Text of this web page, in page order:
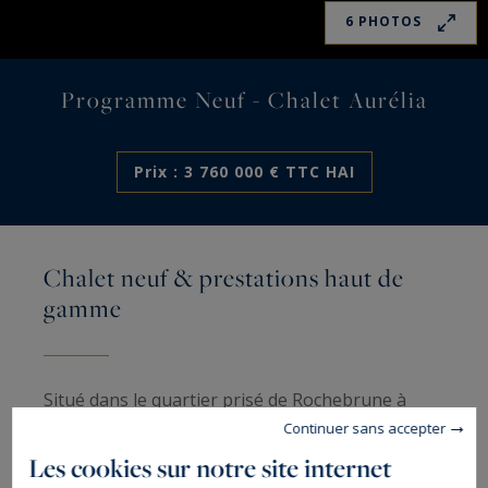
6 PHOTOS
Programme Neuf - Chalet Aurélia
Prix : 3 760 000 € TTC HAI
Chalet neuf & prestations haut de
gamme
Situé dans le quartier prisé de Rochebrune à
Megève, le Chalet Aurélia bénéficie d’un
emplacement idéal à seulement 12 minutes à
Les cookies sur notre site internet
Continuer sans accepter